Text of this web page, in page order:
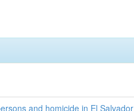
and homicide in El Salvador